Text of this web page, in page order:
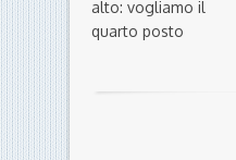
alto: vogliamo il
quarto posto